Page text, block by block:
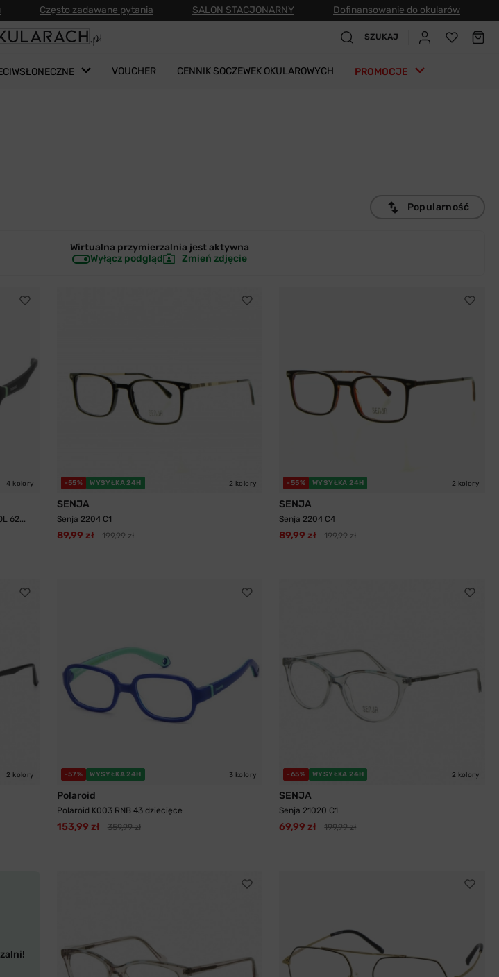
Często zadawane pytania SALON STACJONARNY Dofinansowanie do okularów
SZUKAJ
VOUCHER CENNIK SOCZEWEK OKULAROWYCH PROMOCJE
Popularność
Wirtualna przymierzalnia jestaktywna
Wyłącz podgląd
Zmień zdjęcie
4 kolory
62...
-55% WYSYŁKA 24H 2 kolory
SENJA
Senja 2204 C1
89,99 zł 199,99 zł
-55% WYSYŁKA 24H 2 kolory
SENJA
Senja 2204 C4
89,99 zł 199,99 zł
2 kolory -57% WYSYŁKA 24H 3 kolory
Polaroid
Polaroid K003 RNB 43 dziecięce
153,99 zł 359,99 zł
-65% WYSYŁKA 24H 2 kolory
SENJA
Senja 21020 C1
69,99 zł 199,99 zł